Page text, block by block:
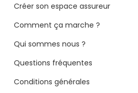
Créer son espace assureur
Comment ça marche ?
Qui sommes nous ?
Questions fréquentes
Conditions générales